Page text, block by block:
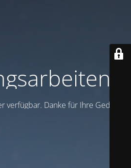
verfügbar. Danke für Ihre Geduld!